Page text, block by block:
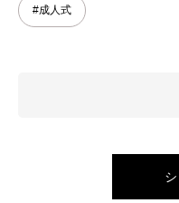
#成人式